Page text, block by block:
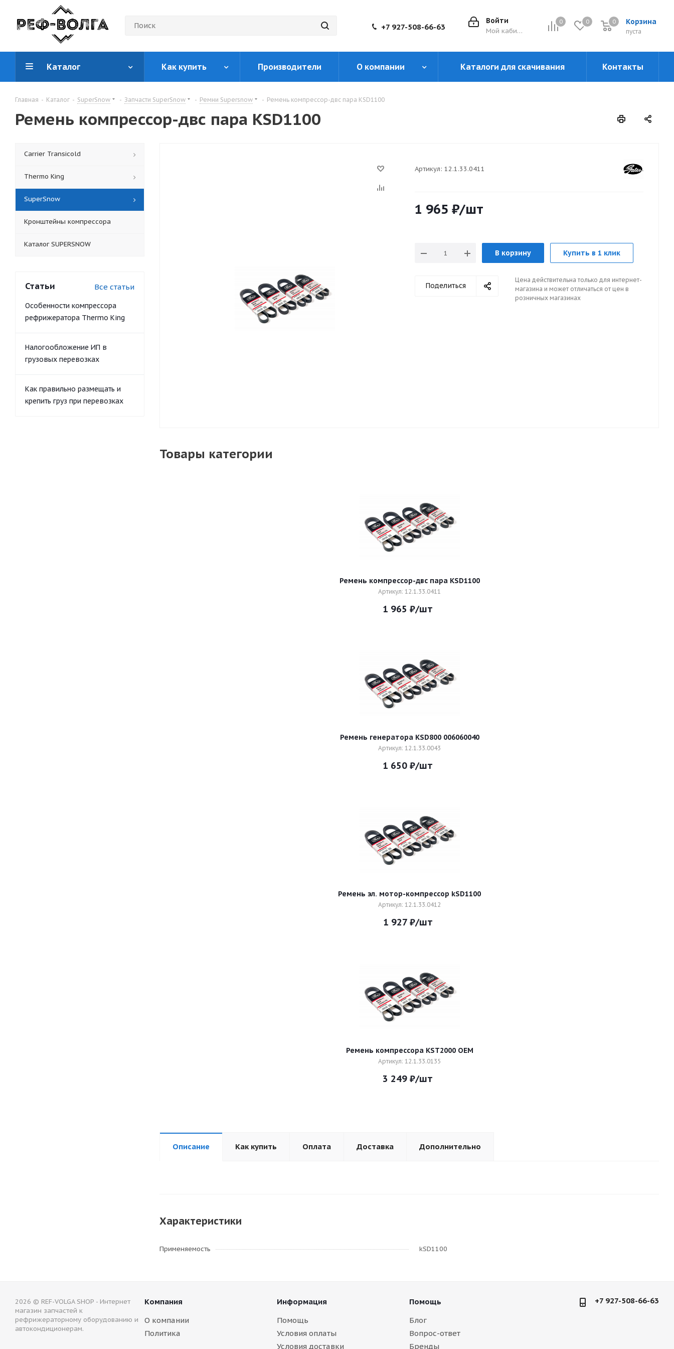
0 0 Корзина
0
пуста
0
Войти
Мой кабинет
+7 927-508-66-63
Каталог Как купить Производители О компании Каталоги для скачивания Контакты
Главная - Каталог - SuperSnow - Запчасти SuperSnow - Ремни Supersnow - Ремень компрессор-двс пара KSD1100
Ремень компрессор-двс пара KSD1100
Артикул: 12.1.33.0411
1 965 ₽/шт
В корзину Купить в 1 клик
Поделиться
Цена действительна только для интернет-
магазина и может отличаться от цен в
розничных магазинах
Товары категории
Ремень компрессор-двс пара KSD1100
Артикул: 12.1.33.0411
1 965 ₽/шт
Ремень генератора KSD800 006060040
Артикул: 12.1.33.0043
1 650 ₽/шт
Ремень эл. мотор-компрессор kSD1100
Артикул: 12.1.33.0412
1 927₽/шт
Ремень компрессора KST2000 OEM
Артикул: 12.1.33.0135
3 249 ₽/шт
Описание Как купить Оплата Доставка Дополнительно
Характеристики
Применяемость kSD1100
Carrier Transicold
Thermo King
SuperSnow
Кронштейны компрессора
Каталог SUPERSNOW
Статьи Все статьи
Особенности компрессора
рефрижератора Thermo King
Налогообложение ИП в
грузовых перевозках
Как правильно размещать и
крепить груз при перевозках
2026 © REF-VOLGA SHOP - Интернет
магазин запчастей к
рефрижераторному оборудованию и
автокондиционерам.
Компания
О компании
Политика
Информация
Помощь
Условия оплаты
Условия доставки
Помощь
Блог
Вопрос-ответ
Бренды
+7 927-508-66-63